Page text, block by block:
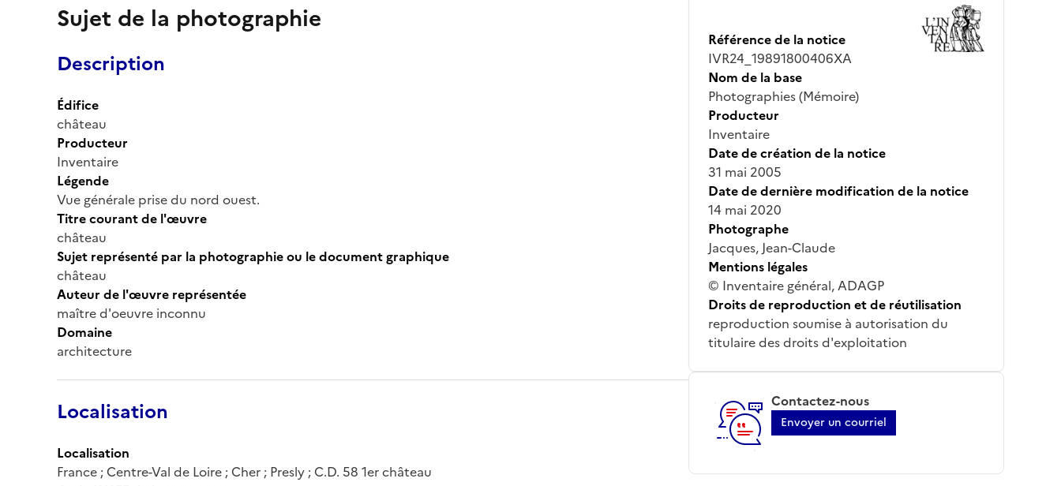
Sujet de la photographie
Description
Édifice
château
Producteur
Inventaire
Légende
Vue générale prise du nord ouest.
Titre courant de l'œuvre
château
Sujet représenté par la photographie ou le document graphique
château
Auteur de l'œuvre représentée
maître d'oeuvre inconnu
Domaine
architecture
Localisation
Localisation
France ; Centre-Val de Loire ; Cher ; Presly ; C.D. 58 1er château
Référence de la notice
IVR24_19891800406XA
Nom de la base
Photographies (Mémoire)
Producteur
Inventaire
Date de création de la notice
31 mai 2005
Date de dernière modification de la notice
14 mai 2020
Photographe
Jacques, Jean-Claude
Mentions légales
© Inventaire général, ADAGP
Droits de reproduction et de réutilisation
reproduction soumise à autorisation du
titulaire des droits d'exploitation
Contactez-nous
Envoyer un courriel